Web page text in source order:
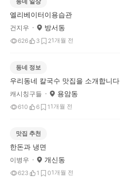
엘리베이터이용습관
건지우 방서동
626 3 21개월 전
동네 정보
우리동네 칼국수 맛집을 소개합니다
캐시칭구들 용암동
610 6 1 1개월 전
맛집 추천
한돈과 냉면
이병우 개신동
623 1 01개월 전